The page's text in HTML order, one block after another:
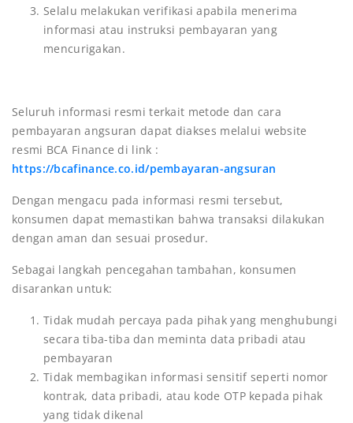
Selalu melakukan verifikasi apabila menerima
informasi atau instruksi pembayaran yang
mencurigakan.
Seluruh informasi resmi terkait metode dan cara
pembayaran angsuran dapat diakses melalui website
resmi BCA Finance di link :
https://bcafinance.co.id/pembayaran-angsuran
Dengan mengacu pada informasi resmi tersebut,
konsumen dapat memastikan bahwa transaksi dilakukan
dengan aman dan sesuai prosedur.
Sebagai langkah pencegahan tambahan, konsumen
disarankan untuk:
Tidak mudah percaya pada pihak yang menghubungi
secara tiba-tiba dan meminta data pribadi atau
pembayaran
Tidak membagikan informasi sensitif seperti nomor
kontrak, data pribadi, atau kode OTP kepada pihak
yang tidak dikenal